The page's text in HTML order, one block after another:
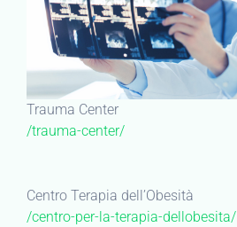
Trauma Center
/trauma-center/
Centro Terapia dell’Obesità
/centro-per-la-terapia-dellobesita/